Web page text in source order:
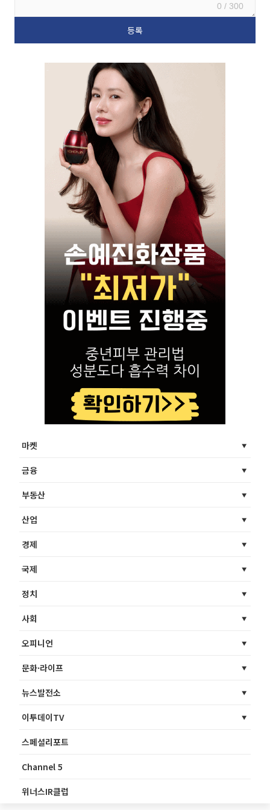
0 / 300
마켓
금융
부동산
산업
경제
국제
정치
사회
오피니언
문화·라이프
뉴스발전소
이투데이TV
스페셜리포트
Channel 5
위너스IR클럽